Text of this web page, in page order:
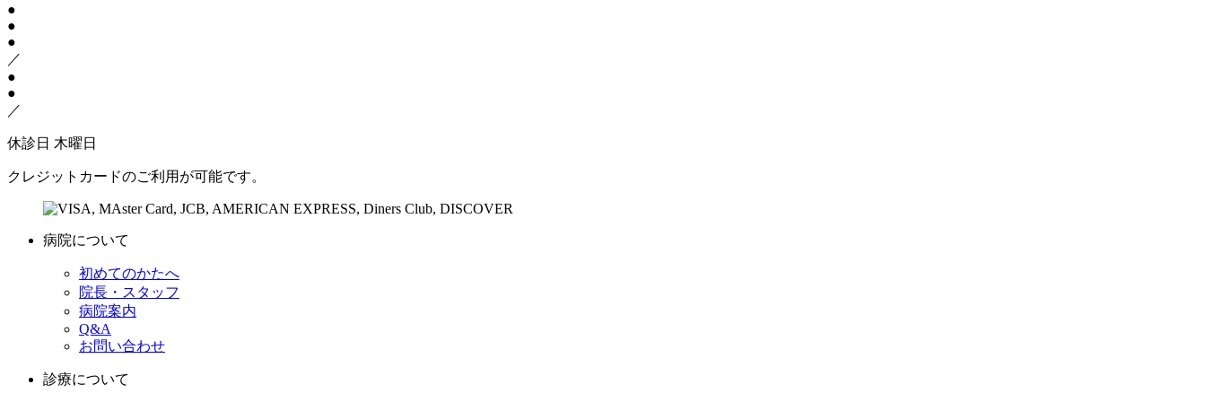
●
●
●
／
●
●
／
休診日 木曜日
クレジットカードのご利用が可能です。
病院について
初めてのかたへ
院長・スタッフ
病院案内
Q&A
お問い合わせ
診療について